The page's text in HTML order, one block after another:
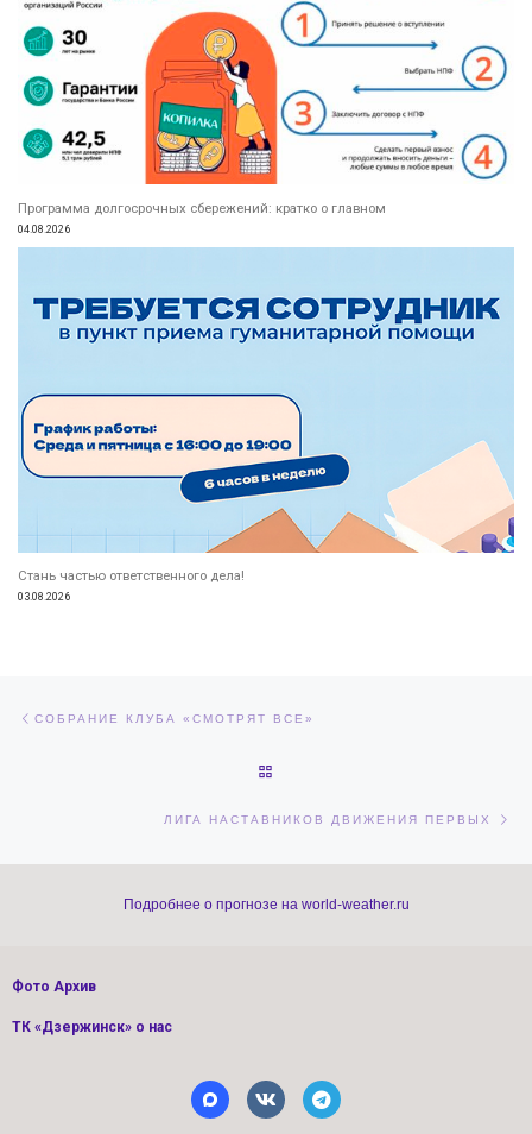
Программа долгосрочных сбережений: кратко о главном
04.08.2026
Стань частью ответственного дела!
03.08.2026
СОБРАНИЕ КЛУБА «СМОТРЯТ ВСЕ»
ЛИГА НАСТАВНИКОВ ДВИЖЕНИЯ ПЕРВЫХ
Подробнее о прогнозе на world-weather.ru
Фото Архив
ТК «Дзержинск» о нас